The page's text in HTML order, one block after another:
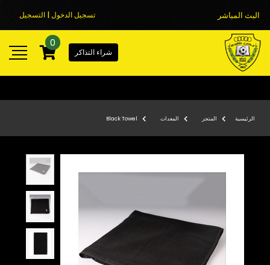
البث المباشر تسجيل الدخول | التسجيل
شراء التذاكر
0
الرئيسية المتجر المعدات Black Towel